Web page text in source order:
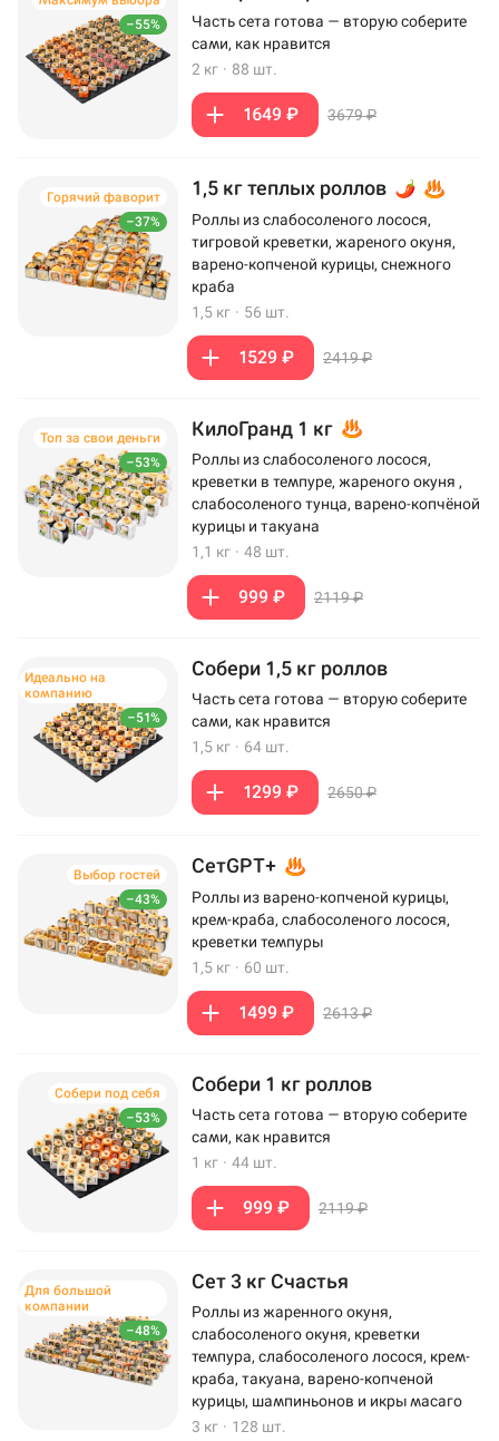
–55%
Часть сета готова — вторую соберите
сами, как нравится
2 кг · 88 шт.
1649 ₽ 3679 ₽
–37%
Горячий фаворит 1,5 кг теплых роллов
Роллы из слабосоленого лосося,
тигровой креветки, жареного окуня,
варено-копченой курицы, снежного
краба
1,5 кг · 56 шт.
1529 ₽ 2419 ₽
–53%
Топ за свои деньги КилоГранд 1 кг
Роллы из слабосоленого лосося,
креветки в темпуре, жареного окуня ,
слабосоленого тунца, варено-копчёной
курицы и такуана
1,1 кг · 48 шт.
999 ₽ 2119 ₽
–51%
Идеально на
компанию
Собери 1,5 кг роллов
Часть сета готова — вторую соберите
сами, как нравится
1,5 кг · 64 шт.
1299 ₽ 2650 ₽
–43%
Выбор гостей СетGPT+
Роллы из варено-копченой курицы,
крем-краба, слабосоленого лосося,
креветки темпуры
1,5 кг · 60 шт.
1499 ₽ 2613 ₽
–53%
Собери под себя Собери 1 кг роллов
Часть сета готова — вторую соберите
сами, как нравится
1 кг · 44 шт.
999 ₽ 2119 ₽
–48%
Для большой
компании
Сет 3 кг Счастья
Роллы из жаренного окуня,
слабосоленого окуня, креветки
темпура, слабосоленого лосося, крем-
краба, такуана, варено-копченой
курицы, шампиньонов и икры масаго
3 кг · 128 шт.